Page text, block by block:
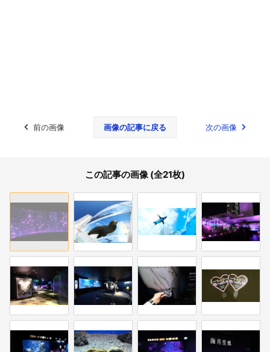
前の画像 画像の記事に戻る 次の画像
この記事の画像 (全21枚)